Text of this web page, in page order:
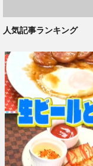
人気記事ランキング